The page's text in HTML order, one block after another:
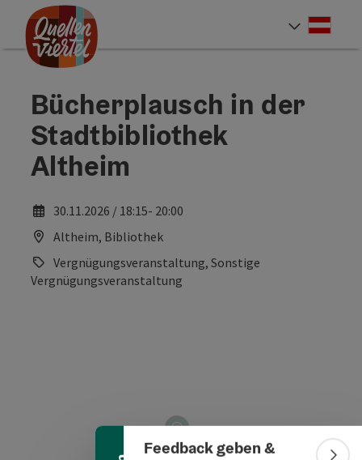
Zum Inhalt
Zur Navigation
Zum Seitenanfang
Feedback geben &
Bücherplausch in der
Stadtbibliothek
Altheim
30.11.2026 / 18:15- 20:00
Altheim, Bibliothek
Vergnügungsveranstaltung, Sonstige
Vergnügungsveranstaltung